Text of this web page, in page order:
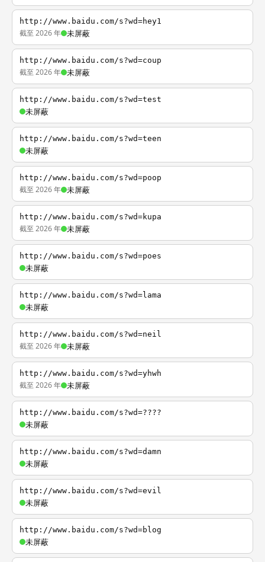
http://www.baidu.com/s?wd=hey1
截至 2026 年 未屏蔽
http://www.baidu.com/s?wd=coup
截至 2026 年 未屏蔽
http://www.baidu.com/s?wd=test
未屏蔽
http://www.baidu.com/s?wd=teen
未屏蔽
http://www.baidu.com/s?wd=poop
截至 2026 年 未屏蔽
http://www.baidu.com/s?wd=kupa
截至 2026 年 未屏蔽
http://www.baidu.com/s?wd=poes
未屏蔽
http://www.baidu.com/s?wd=lama
未屏蔽
http://www.baidu.com/s?wd=neil
截至 2026 年 未屏蔽
http://www.baidu.com/s?wd=yhwh
截至 2026 年 未屏蔽
http://www.baidu.com/s?wd=????
未屏蔽
http://www.baidu.com/s?wd=damn
未屏蔽
http://www.baidu.com/s?wd=evil
未屏蔽
http://www.baidu.com/s?wd=blog
未屏蔽